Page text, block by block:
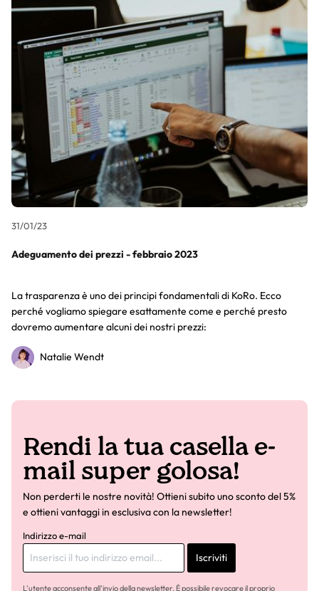
perché d'ora in poi cambieranno tutte, passo dopo passo:
31/01/23
Adeguamento dei prezzi - febbraio 2023
La trasparenza è uno dei principi fondamentali di KoRo. Ecco
perché vogliamo spiegare esattamente come e perché presto
dovremo aumentare alcuni dei nostri prezzi:
Natalie Wendt
Rendi la tua casella e-
mail super golosa!
Non perderti le nostre novità! Ottieni subito uno sconto del 5%
e ottieni vantaggi in esclusiva con la newsletter!
Indirizzo e-mail
Iscriviti
L'utente acconsente all'invio della newsletter. È possibile revocare il proprio